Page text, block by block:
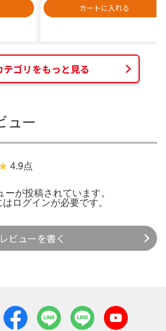
カートに入れる
テゴリをもっと見る
ュー
4.9点
が投稿されています。
は ログインが必要です。
レビューを書く